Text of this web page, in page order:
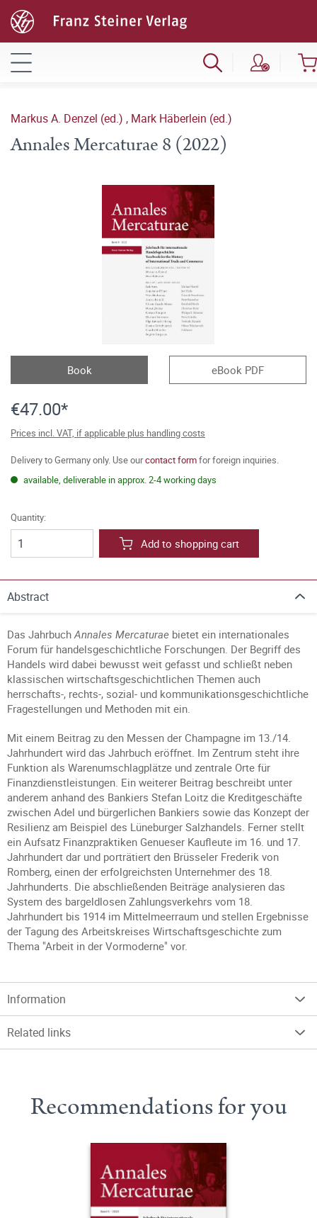
Markus A. Denzel (ed.) , Mark Häberlein (ed.)
Annales Mercaturae 8 (2022)
Book eBook PDF
€47.00*
Prices incl. VAT, if applicable plus handling costs
Delivery to Germany only. Use ourcontact formfor foreign inquiries.
available, deliverable in approx. 2-4 working days
Quantity:
Add to shopping cart
Abstract
Das JahrbuchAnnales Mercaturae bietet ein internationales
Forum für handelsgeschichtliche Forschungen. Der Begriff des
Handels wird dabei bewusst weit gefasst und schließt neben
klassischen wirtschaftsgeschichtlichen Themen auch
herrschafts-, rechts-, sozial- und kommunikationsgeschichtliche
Fragestellungen und Methoden mit ein.
Mit einem Beitrag zu den Messen der Champagne im 13./14.
Jahrhundert wird das Jahrbuch eröffnet. Im Zentrum steht ihre
Funktion als Warenumschlagplätze und zentrale Orte für
Finanzdienstleistungen. Ein weiterer Beitrag beschreibt unter
anderem anhand des Bankiers Stefan Loitz die Kreditgeschäfte
zwischen Adel und bürgerlichen Bankiers sowie das Konzept der
Resilienz am Beispiel des Lüneburger Salzhandels. Ferner stellt
ein Aufsatz Finanzpraktiken Genueser Kaufleute im 16. und 17.
Jahrhundert dar und porträtiert den Brüsseler Frederik von
Romberg, einen der erfolgreichsten Unternehmer des 18.
Jahrhunderts. Die abschließenden Beiträge analysieren das
System des bargeldlosen Zahlungsverkehrs vom 18.
Jahrhundert bis 1914 im Mittelmeerraum und stellen Ergebnisse
der Tagung des Arbeitskreises Wirtschaftsgeschichte zum
Thema "Arbeit in der Vormoderne" vor.
Information
Related links
Recommendations for you